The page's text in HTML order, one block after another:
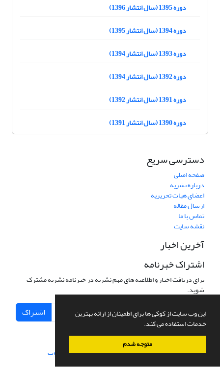
این وب سایت از کوکی ها برای اطمینان از ارائه بهترین
خدمات استفاده می کند.
متوجه شدم
دوره 1395 (سال انتشار 1396)
دوره 1394 (سال انتشار 1395)
دوره 1393 (سال انتشار 1394)
دوره 1392 (سال انتشار 1394)
دوره 1391 (سال انتشار 1392)
دوره 1390 (سال انتشار 1391)
دسترسی سریع
صفحه اصلی
درباره نشریه
اعضای هیات تحریریه
ارسال مقاله
تماس با ما
نقشه سایت
آخرین اخبار
اشتراک خبرنامه
برای دریافت اخبار و اطلاعیه های مهم نشریه در خبرنامه نشریه مشترک
شوید.
اشتراک
سامانه مدیریت نشریات علمی.طراحی و پیاده سازی از سیناوب